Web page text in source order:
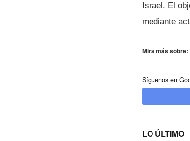
Israel. El
mediante
Mira más sobre:
Síguenos en
LO ÚLTIMO